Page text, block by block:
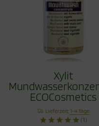
Xylit
ECOCosmetics
Fluoridfrei 75ml
Lieferzeit:1-4 Tage
(1)